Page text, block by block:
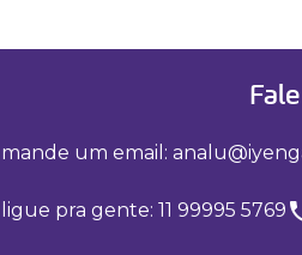
mande um email:
ligue pra gente: 11 99995 5769